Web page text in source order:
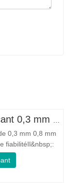
La Chine fabricant 0,3 mm 0,8 mm 1,25 mm 2 mm de fil d'acier galvanisé
0,3 mm 0,8 mm
fiabilitéIl&nbsp;:
nœuds, bavures
Bonne élasticité